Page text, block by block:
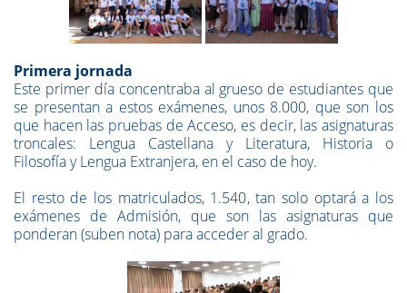
Primera jornada
Este primer día concentraba al grueso de estudiantes que
se presentan a estos exámenes, unos 8.000, que son los
que hacen las pruebas de Acceso, es decir, las asignaturas
troncales: Lengua Castellana y Literatura, Historia o
Filosofía y Lengua Extranjera, en el caso de hoy.
El resto de los matriculados, 1.540, tan solo optará a los
exámenes de Admisión, que son las asignaturas que
ponderan (suben nota) para acceder al grado.